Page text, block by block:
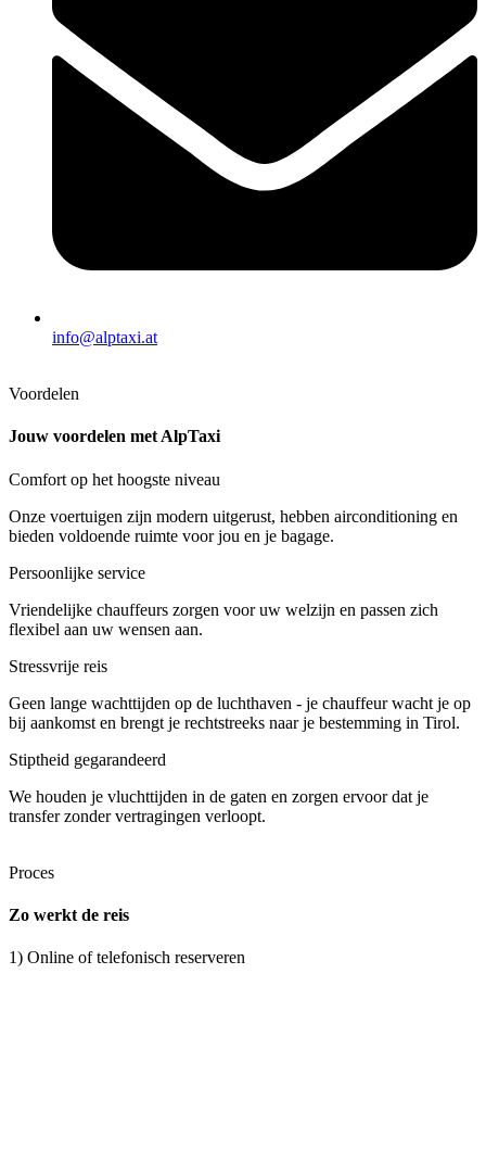
info@alptaxi.at
Voordelen
Jouw voordelen met AlpTaxi
Comfort op het hoogste niveau
Onze voertuigen zijn modern uitgerust, hebben airconditioning en
bieden voldoende ruimte voor jou en je bagage.
Persoonlijke service
Vriendelijke chauffeurs zorgen voor uw welzijn en passen zich
flexibel aan uw wensen aan.
Stressvrije reis
Geen lange wachttijden op de luchthaven - je chauffeur wacht je op
bij aankomst en brengt je rechtstreeks naar je bestemming in Tirol.
Stiptheid gegarandeerd
We houden je vluchttijden in de gaten en zorgen ervoor dat je
transfer zonder vertragingen verloopt.
Proces
Zo werkt de reis
1) Online of telefonisch reserveren